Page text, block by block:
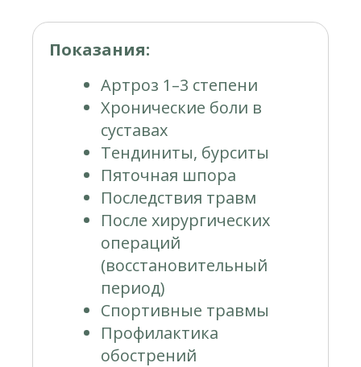
Показания:
Артроз 1–3 степени
Хронические боли в
суставах
Тендиниты, бурситы
Пяточная шпора
Последствия травм
После хирургических
операций
(восстановительный
период)
Спортивные травмы
Профилактика
обострений